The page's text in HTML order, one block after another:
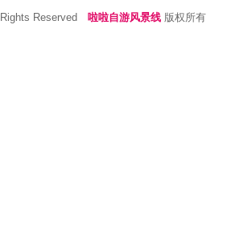
Reserved 啦啦自游风景线 版权所有